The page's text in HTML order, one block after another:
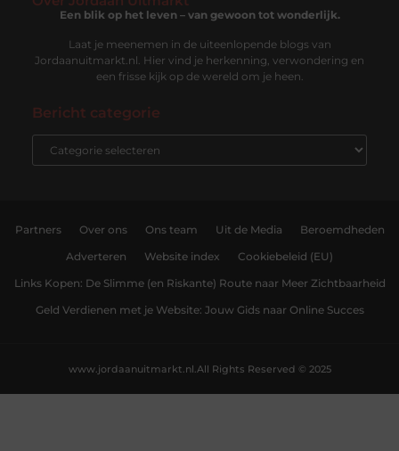
Een blik op het leven – van gewoon tot wonderlijk.
Laat je meenemen in de uiteenlopende blogs van
Jordaanuitmarkt.nl. Hier vind je herkenning, verwondering en
een frisse kijk op de wereld om je heen.
Bericht categorie
Partners Over ons Ons team Uit de Media Beroemdheden
Adverteren Website index Cookiebeleid (EU)
Links Kopen: De Slimme (en Riskante) Route naar Meer Zichtbaarheid
Geld Verdienen met je Website: Jouw Gids naar Online Succes
All Rights Reserved © 2025
www.jordaanuitmarkt.nl.